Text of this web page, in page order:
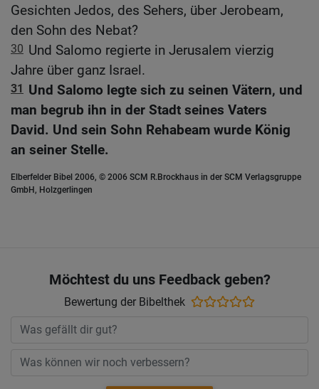
Gesichten Jedos, des Sehers, über Jerobeam,
den Sohn des Nebat?
30 Und Salomo regierte in Jerusalem vierzig
Jahre über ganz Israel.
31
Und Salomo legte sich zu seinen Vätern, und
man begrub ihn in der Stadt seines Vaters
David. Und sein Sohn Rehabeam wurde König
an seiner Stelle.
Elberfelder Bibel 2006, © 2006 SCM R.Brockhaus in der SCM Verlagsgruppe
GmbH, Holzgerlingen
Möchtest du uns Feedback geben?
Bewertung der Bibelthek